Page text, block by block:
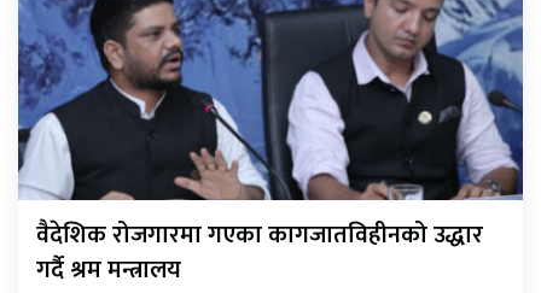
वैदेशिक रोजगारमा गएका कागजातविहीनको उद्धार
गर्दै श्रम मन्त्रालय